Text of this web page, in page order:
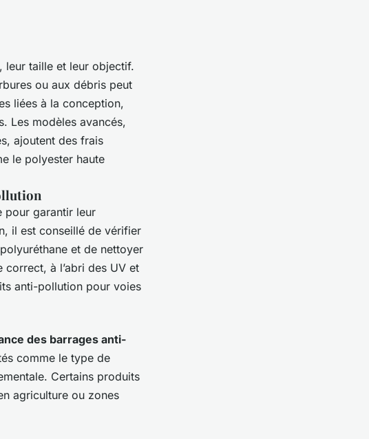
leur taille et leur objectif.
ou aux débris peut
liées à la conception,
Les modèles avancés,
ajoutent des frais
le polyester haute
pour garantir leur
il est conseillé de vérifier
et de nettoyer
correct, à l’abri des UV et
anti-pollution pour voies
des barrages anti-
comme le type de
Certains produits
agriculture ou zones